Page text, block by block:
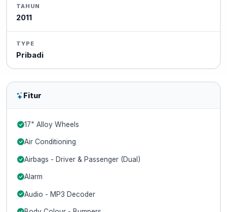
TAHUN
2011
TYPE
Pribadi
Fitur
17" Alloy Wheels
Air Conditioning
Airbags - Driver & Passenger (Dual)
Alarm
Audio - MP3 Decoder